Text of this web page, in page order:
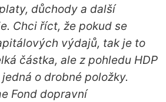
důchody a další
Chci říct, že pokud se
výdajů, tak je to
částka, ale z pohledu HDP
o drobné položky.
Fond dopravní